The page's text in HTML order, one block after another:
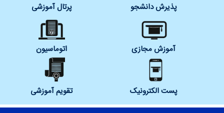
پذیرش دانشجو پرتال آموزشی
آموزش مجازی اتوماسیون
پست الکترونیک تقویم آموزشی